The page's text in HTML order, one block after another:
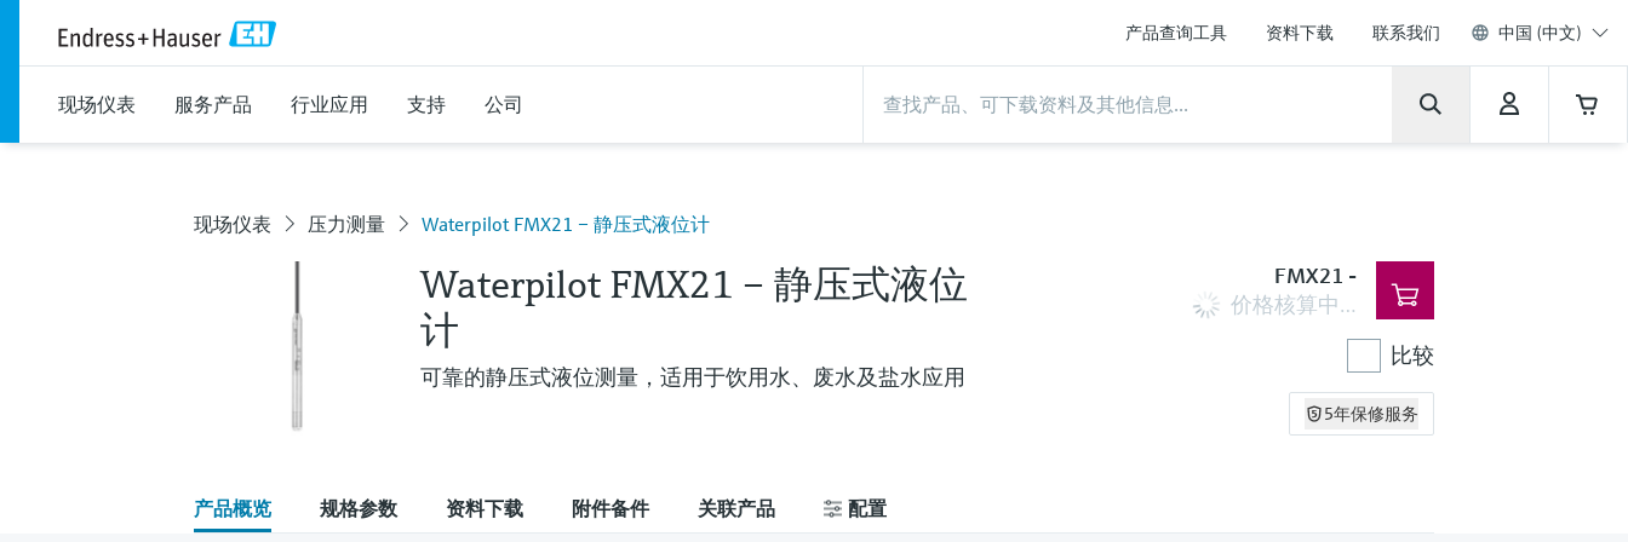
产品查询工具 资料下载 联系我们 中国 (中文)
现场仪表 服务产品 行业应用 支持 公司
现场仪表 压力测量 Waterpilot FMX21 – 静压式液位计
Waterpilot FMX21 – 静压式液位
计
可靠的静压式液位测量，适用于饮用水、废水及盐水应用
FMX21 -
价格核算中…
比较
5年保修服务
产品概览 规格参数 资料下载 附件备件 关联产品 配置